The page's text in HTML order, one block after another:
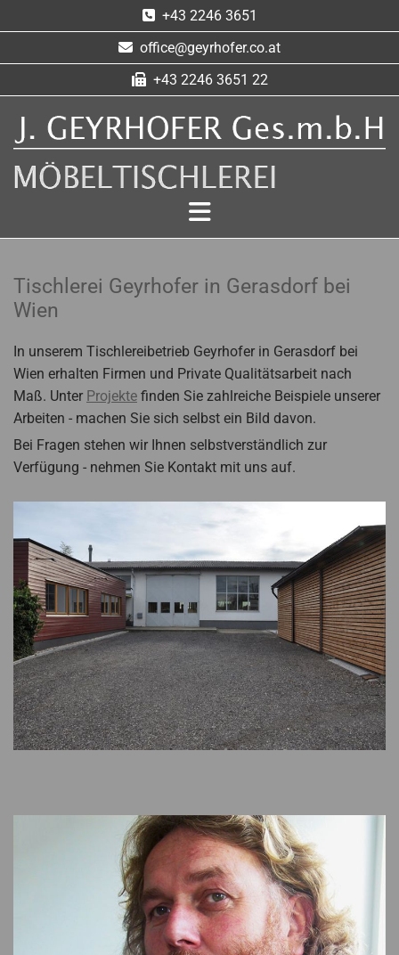
 +43 2246 3651
 office@geyrhofer.co.at
+43 2246 3651 22
Tischlerei Geyrhofer in Gerasdorf bei
Wien
In unserem Tischlereibetrieb Geyrhofer in Gerasdorf bei
Wien erhalten Firmen und Private Qualitätsarbeit nach
Maß. Unter Projekte finden Sie zahlreiche Beispiele unserer
Arbeiten - machen Sie sich selbst ein Bild davon.
Bei Fragen stehen wir Ihnen selbstverständlich zur
Verfügung - nehmen Sie Kontakt mit uns auf.